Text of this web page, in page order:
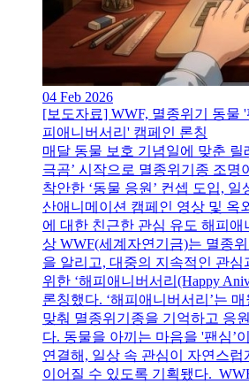
04 Feb 2026
[보도자료] WWF, 멸종위기 동물
피애니버서리' 캠페인 론칭
매달 동물 보호 기념일에 맞춘
극곰’ 시작으로 멸종위기종 조명
착안한 ‘동물 응원’ 컨셉 도입,
산애니메이션 캠페인 영상 및 옥
에 대한 친근한 관심 유도 해피애
상 WWF(세계자연기금)는 멸종
을 알리고, 대중의 지속적인 관심
위한 ‘해피애니버서리(Happy
론칭했다. ‘해피애니버서리’는
맞춰 멸종위기종을 기억하고 응
다. 동물을 아끼는 마음을 '팬심’
연결해, 일상 속 관심이 자연스럽
이어질 수 있도록 기획됐다.